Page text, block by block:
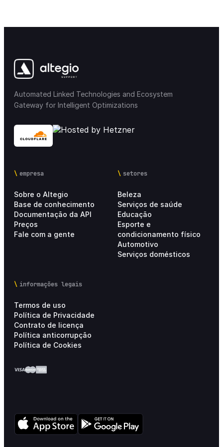
Integração com marketplace 14
Conta pessoal
Informações sobre preços
Automated Linked Technologies and Ecosystem
Gateway for Intelligent Optimizations
empresa
Sobre o Altegio
Base de conhecimento
Documentação da API
Preços
Fale com a gente
setores
Beleza
Serviços de saúde
Educação
Esporte e
condicionamento físico
Automotivo
Serviços domésticos
informações legais
Termos de uso
Política de Privacidade
Contrato de licença
Política anticorrupção
Política de Cookies